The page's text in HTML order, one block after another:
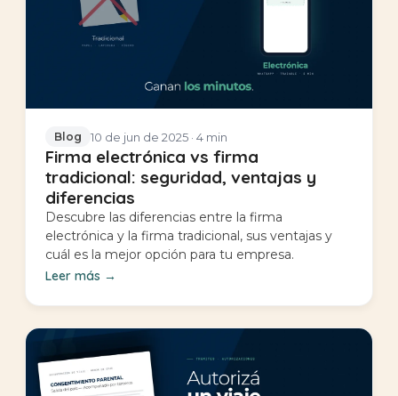
Blog 10 de jun de 2025 · 4 min
Firma electrónica vs firma
tradicional: seguridad, ventajas y
diferencias
Descubre las diferencias entre la firma
electrónica y la firma tradicional, sus ventajas y
cuál es la mejor opción para tu empresa.
Leer más →